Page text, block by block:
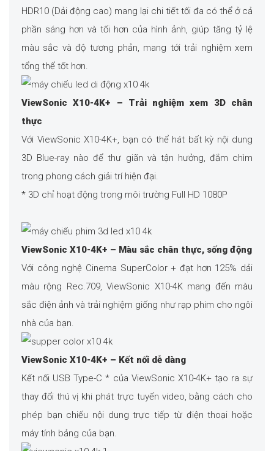
HDR10 (Dải động cao) mang lại chi tiết tối đa có thể ở cả
phần sáng hơn và tối hơn của hình ảnh, giúp tăng tỷ lệ
màu sắc và độ tương phản, mang tới trải nghiệm xem
tổng thể tốt hơn.
ViewSonic X10-4K+ – Trải nghiệm xem 3D chân
thực
Với ViewSonic X10-4K+, bạn có thể hát bất kỳ nội dung
3D Blue-ray nào để thư giãn và tận hưởng, đắm chìm
trong phong cách giải trí hiện đại.
* 3D chỉ hoạt động trong môi trường Full HD 1080P
ViewSonic X10-4K+ – Màu sắc chân thực, sống động
Với công nghệ Cinema SuperColor + đạt hơn 125% dải
màu rộng Rec.709, ViewSonic X10-4K mang đến màu
sắc điện ảnh và trải nghiệm giống như rạp phim cho ngôi
nhà của bạn.
ViewSonic X10-4K+ – Kết nối dễ dàng
Kết nối USB Type-C * của ViewSonic X10-4K+ tạo ra sự
thay đổi thú vị khi phát trực tuyến video, bằng cách cho
phép bạn chiếu nội dung trực tiếp từ điện thoại hoặc
máy tính bảng của bạn.